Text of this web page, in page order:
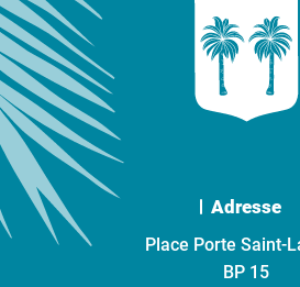
Adresse
Place Porte Saint-
BP 15